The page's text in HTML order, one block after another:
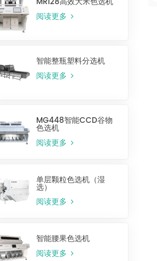
阅读更多
智能整瓶塑料分选机
阅读更多
MG448智能CCD谷物
色选机
阅读更多
单层颗粒色选机（湿
选）
阅读更多
智能腰果色选机
阅读更多